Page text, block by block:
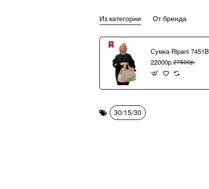
Из категории От бренда
22000р.27500р.
30/15/30